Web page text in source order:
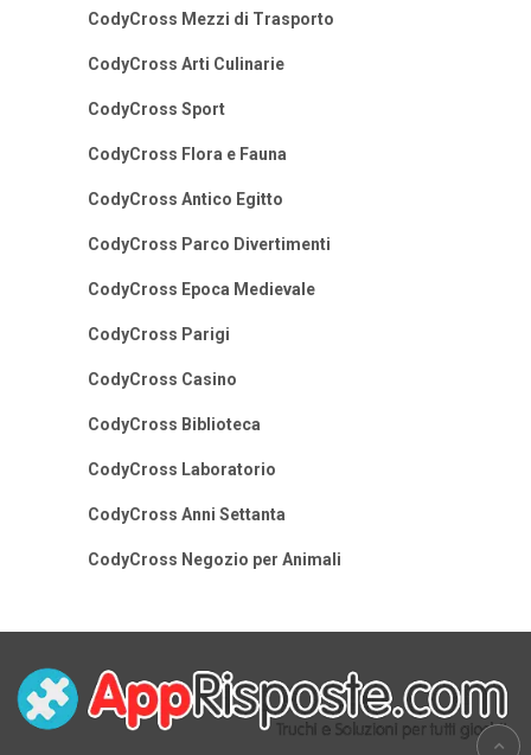
CodyCross Mezzi di Trasporto
CodyCross Arti Culinarie
CodyCross Sport
CodyCross Flora e Fauna
CodyCross Antico Egitto
CodyCross Parco Divertimenti
CodyCross Epoca Medievale
CodyCross Parigi
CodyCross Casino
CodyCross Biblioteca
CodyCross Laboratorio
CodyCross Anni Settanta
CodyCross Negozio per Animali